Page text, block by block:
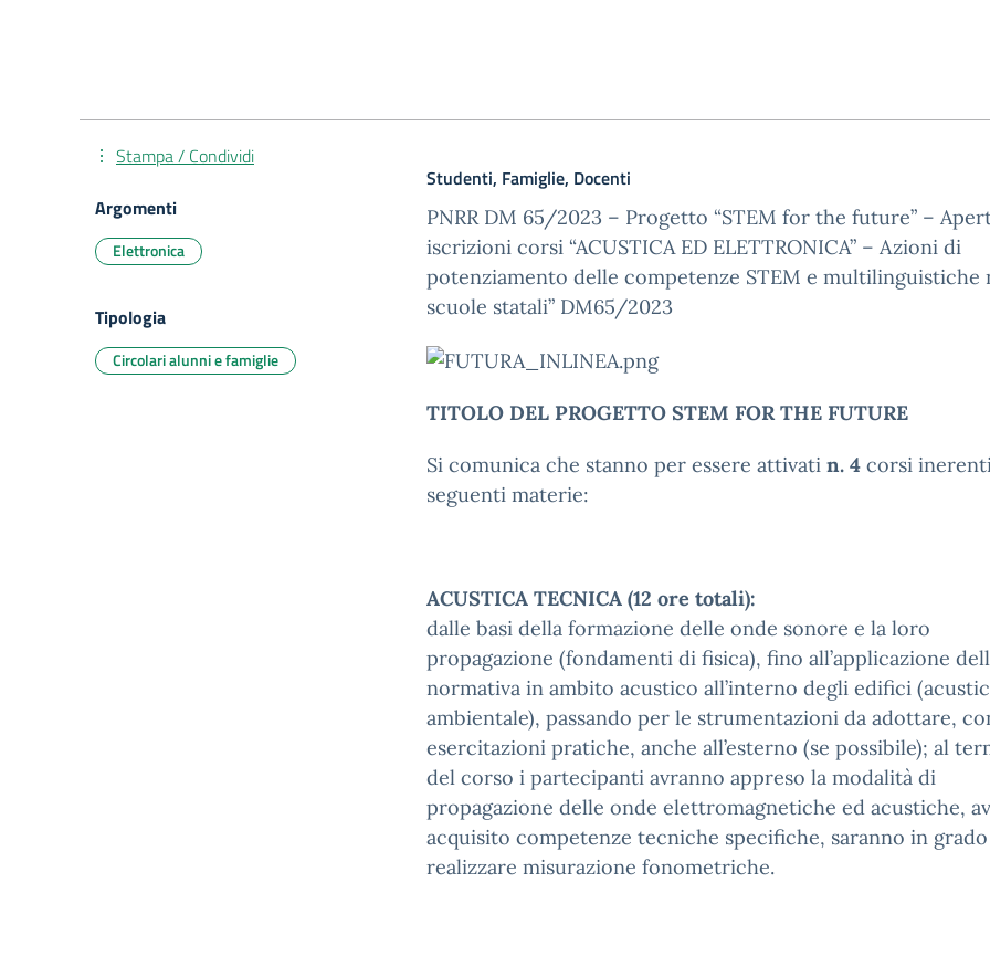
Studenti, Famiglie, Docenti
PNRR DM 65/2023 – Progetto “STEM for the future” –
iscrizioni corsi “ACUSTICA ED ELETTRONICA” – Azioni di
potenziamento delle competenze STEM e multilinguistiche
scuole statali” DM65/2023
TITOLO DEL PROGETTO STEM FOR THE FUTURE
Si comunica che stanno per essere attivati n. 4 corsi
seguenti materie:
ACUSTICA TECNICA (12 ore totali):
dalle basi della formazione delle onde sonore e la loro
propagazione (fondamenti di fisica), fino all’applicazione
normativa in ambito acustico all’interno degli edifici
ambientale), passando per le strumentazioni da adottare,
esercitazioni pratiche, anche all’esterno (se possibile); al
del corso i partecipanti avranno appreso la modalità di
propagazione delle onde elettromagnetiche ed acustiche,
acquisito competenze tecniche specifiche, saranno in
realizzare misurazione fonometriche.
Stampa / Condividi
Argomenti
Elettronica
Tipologia
Circolari alunni e famiglie